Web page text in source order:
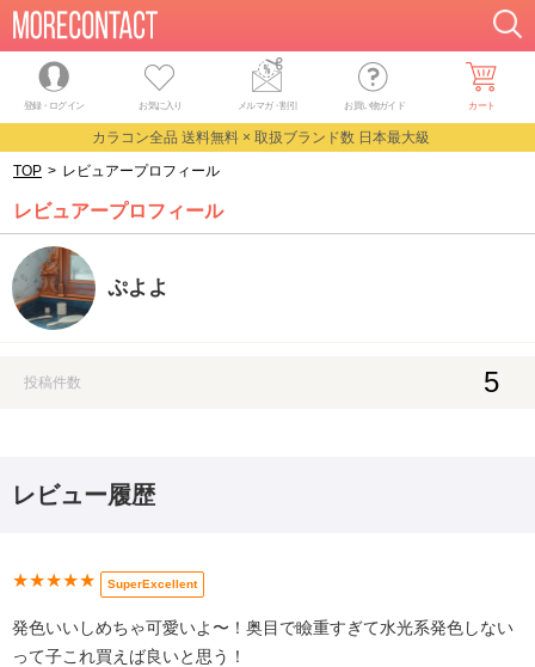
登録・ログイン お気に入り メルマガ・割引 お買い物ガイド カート
カラコン全品 送料無料 × 取扱ブランド数 日本最大級
TOP > レビュアープロフィール
レビュアープロフィール
ぷよよ
投稿件数 5
レビュー履歴
★★★★★ SuperExcellent
発色いいしめちゃ可愛いよ〜！奥目で瞼重すぎて水光系発色しない
って子これ買えば良いと思う！